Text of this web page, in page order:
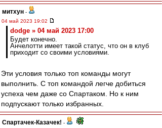
митхун -
04 май 2023 19:02
dodge » 04 май 2023 17:00
Будет конечно.
Анчелотти имеет такой статус, что он в клуб
приходит со своими условиями.
Эти условия только топ команды могут
выполнить. С топ командой легче добиться
успеха чем даже со Спартаком. Но к ним
подпускают только избранных.
Спартачек-Казачек! -